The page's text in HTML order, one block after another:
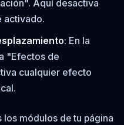
Aquí desactiva
activado.
: En la
"Efectos de
cualquier efecto
los módulos de tu página